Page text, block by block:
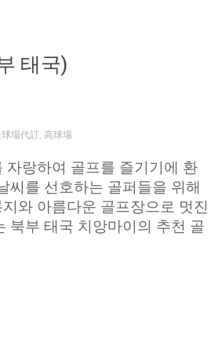
태국)
場代訂 高球場
자랑하여 골프를 즐기기에 환
씨를 선호하는 골퍼들을 위해
와 아름다운 골프장으로 멋진
북부 태국 치앙마이의 추천 골